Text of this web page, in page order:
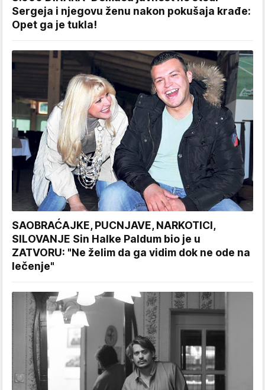
Sergeja i njegovu ženu nakon pokušaja krađe:
Opet ga je tukla!
SAOBRAĆAJKE, PUCNJAVE, NARKOTICI,
SILOVANJE Sin Halke Paldum bio je u
ZATVORU: "Ne želim da ga vidim dok ne ode na
lečenje"